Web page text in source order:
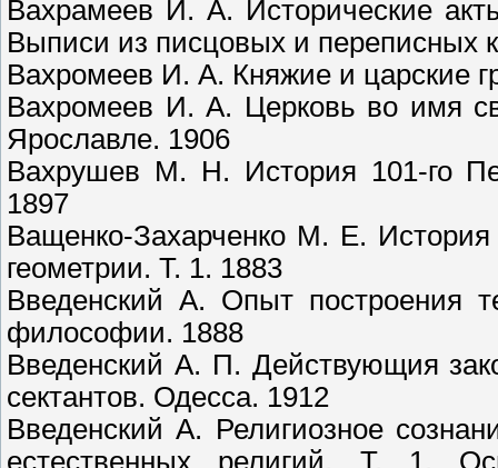
Вахрамеев И. А. Исторические
Выписи из писцовых и переписных
Вахромеев И. А. Княжие и царские
Вахромеев И. А. Церковь во имя
Ярославле. 1906
Вахрушев М. Н. История 101-го
1897
Ващенко-Захарченко М. Е. История
геометрии. Т. 1. 1883
Введенский А. Опыт построения
философии. 1888
Введенский А. П. Действующия
сектантов. Одесса. 1912
Введенский А. Религиозное
естественных религий. Т. 1.